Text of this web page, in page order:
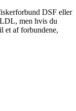
DSF eller
men hvis du
et af forbundene,